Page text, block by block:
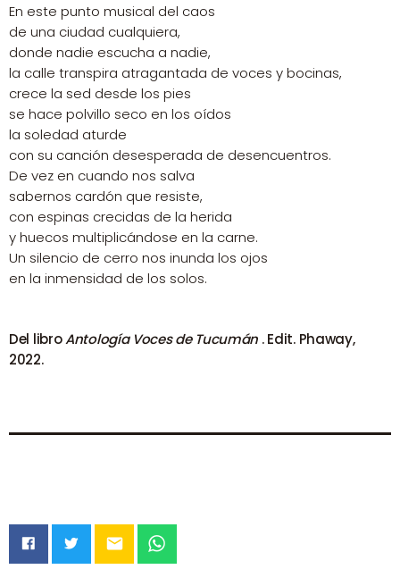
En este punto musical del caos
de una ciudad cualquiera,
donde nadie escucha a nadie,
la calle transpira atragantada de voces y bocinas,
crece la sed desde los pies
se hace polvillo seco en los oídos
la soledad aturde
con su canción desesperada de desencuentros.
De vez en cuando nos salva
sabernos cardón que resiste,
con espinas crecidas de la herida
y huecos multiplicándose en la carne.
Un silencio de cerro nos inunda los ojos
en la inmensidad de los solos.
Del libroAntología Voces de Tucumán . Edit. Phaway,
2022.
email